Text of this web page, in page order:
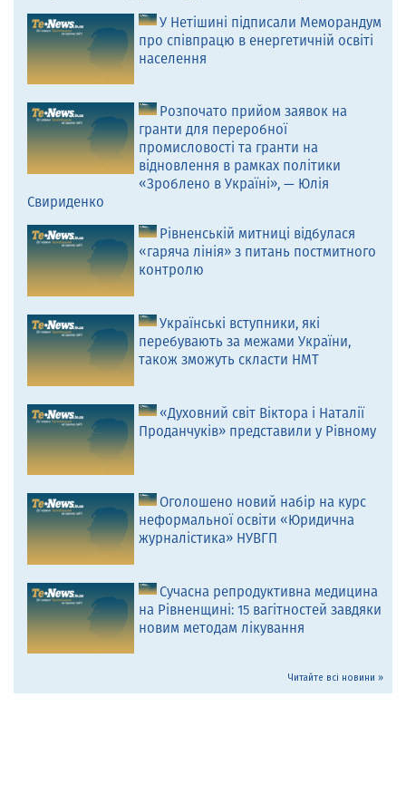
У Нетішині підписали Меморандум
про співпрацю в енергетичній освіті
населення
Розпочато прийом заявок на
гранти для переробної
промисловості та гранти на
відновлення в рамках політики
«Зроблено в Україні», — Юлія
Свириденко
Рівненській митниці відбулася
«гаряча лінія» з питань постмитного
контролю
Українські вступники, які
перебувають за межами України,
також зможуть скласти НМТ
«Духовний світ Віктора і Наталії
Проданчуків» представили у Рівному
Оголошено новий набір на курс
неформальної освіти «Юридична
журналістика» НУВГП
Сучасна репродуктивна медицина
на Рівненщині: 15 вагітностей завдяки
новим методам лікування
Читайте всі новини »